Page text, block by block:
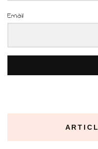
Email